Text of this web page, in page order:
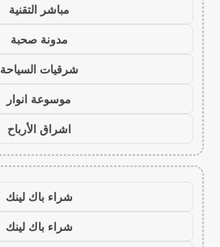
مباشر التقنية
مدونة صحبة
شرقيات السياحة
موسوعة انوار
اشراق الأرباح
شراء باك لينك
شراء باك لينك